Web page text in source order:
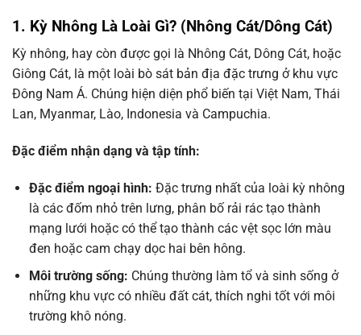
1. Kỳ Nhông Là Loài Gì? (Nhông Cát/Dông Cát)
Kỳ nhông, hay còn được gọi là Nhông Cát, Dông Cát, hoặc
Giông Cát, là một loài bò sát bản địa đặc trưng ở khu vực
Đông Nam Á. Chúng hiện diện phổ biến tại Việt Nam, Thái
Lan, Myanmar, Lào, Indonesia và Campuchia.
Đặc điểm nhận dạng và tập tính:
Đặc điểm ngoại hình: Đặc trưng nhất của loài kỳ nhông
là các đốm nhỏ trên lưng, phân bố rải rác tạo thành
mạng lưới hoặc có thể tạo thành các vệt sọc lớn màu
đen hoặc cam chạy dọc hai bên hông.
Môi trường sống: Chúng thường làm tổ và sinh sống ở
những khu vực có nhiều đất cát, thích nghi tốt với môi
trường khô nóng.